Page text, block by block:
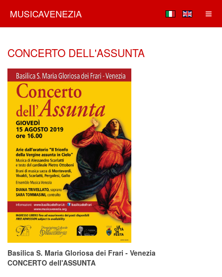
MUSICAVENEZIA
CONCERTO DELL'ASSUNTA
Basilica S. Maria Gloriosa dei Frari - Venezia
CONCERTO dell'ASSUNTA